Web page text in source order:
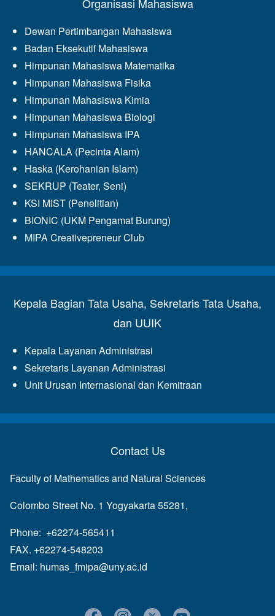
Dewan Pertimbangan Mahasiswa
Badan Eksekutif Mahasiswa
Himpunan Mahasiswa Matematika
Himpunan Mahasiswa Fisika
Himpunan Mahasiswa Kimia
Himpunan Mahasiswa Biologi
Himpunan Mahasiswa IPA
HANCALA (Pecinta Alam)
Haska (Kerohanian Islam)
SEKRUP (Teater, Seni)
KSI MIST (Penelitian)
BIONIC (UKM Pengamat Burung)
MIPA Creativepreneur Club
Kepala Bagian Tata Usaha, Sekretaris Tata Usaha,
dan UUIK
Kepala Layanan Administrasi
Sekretaris Layanan Administrasi
Unit Urusan Internasional dan Kemitraan
Contact Us
Faculty of Mathematics and Natural Sciences
Colombo Street No. 1 Yogyakarta 55281,
Phone: +62274-565411
FAX. +62274-548203
Email: humas_fmipa@uny.ac.id